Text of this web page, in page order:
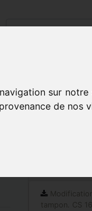
sur
de nos
tampon. CS